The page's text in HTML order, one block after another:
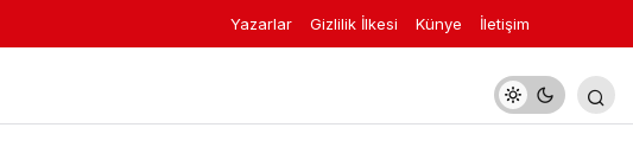
Yazarlar Gizlilik İlkesi Künye İletişim